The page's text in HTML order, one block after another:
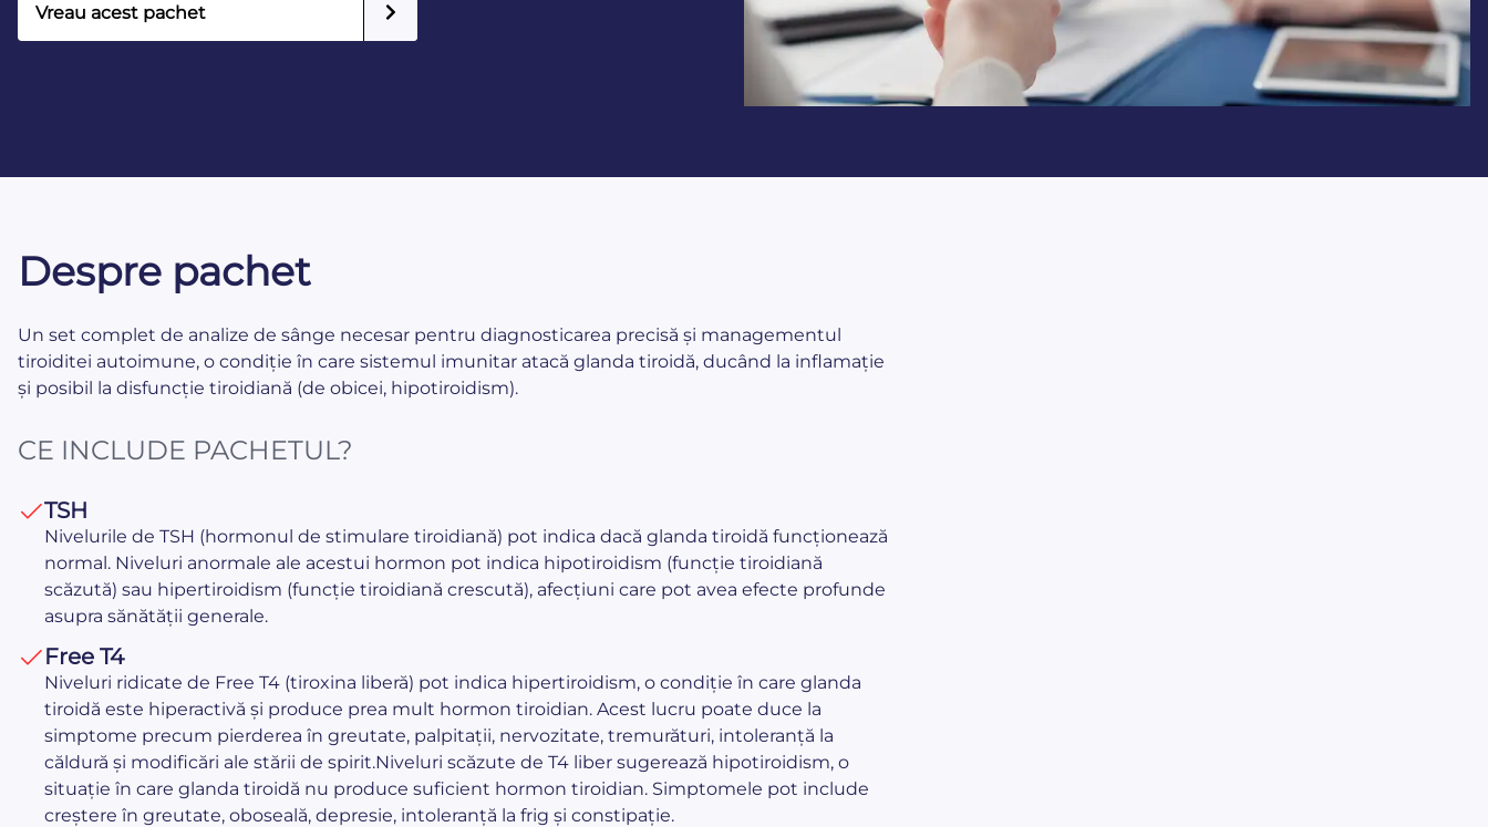
Vreau acest pachet
Despre pachet
Un set complet de analize de sânge necesar pentru diagnosticarea precisă și managementul
tiroiditei autoimune, o condiție în care sistemul imunitar atacă glanda tiroidă, ducând la inflamație
și posibil la disfuncție tiroidiană (de obicei, hipotiroidism).
CE INCLUDE PACHETUL?
TSH
Nivelurile de TSH (hormonul de stimulare tiroidiană) pot indica dacă glanda tiroidă funcționează
normal. Niveluri anormale ale acestui hormon pot indica hipotiroidism (funcție tiroidiană
scăzută) sau hipertiroidism (funcție tiroidiană crescută), afecțiuni care pot avea efecte profunde
asupra sănătății generale.
Free T4
Niveluri ridicate de Free T4 (tiroxina liberă) pot indica hipertiroidism, o condiție în care glanda
tiroidă este hiperactivă și produce prea mult hormon tiroidian. Acest lucru poate duce la
simptome precum pierderea în greutate, palpitații, nervozitate, tremurături, intoleranță la
căldură și modificări ale stării de spirit.Niveluri scăzute de T4 liber sugerează hipotiroidism, o
situație în care glanda tiroidă nu produce suficient hormon tiroidian. Simptomele pot include
creștere în greutate, oboseală, depresie, intoleranță la frig și constipație.